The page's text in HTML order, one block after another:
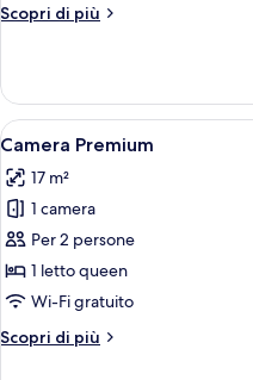
Scopri di più
Altri
Premium
Apri
tutte
le
foto
per
Camera
Premium
32
Camera Premium
17 m²
1 camera
Per 2 persone
1 letto queen
Wi-Fi gratuito
Scopri di più
Altri